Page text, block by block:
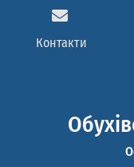
Контакти